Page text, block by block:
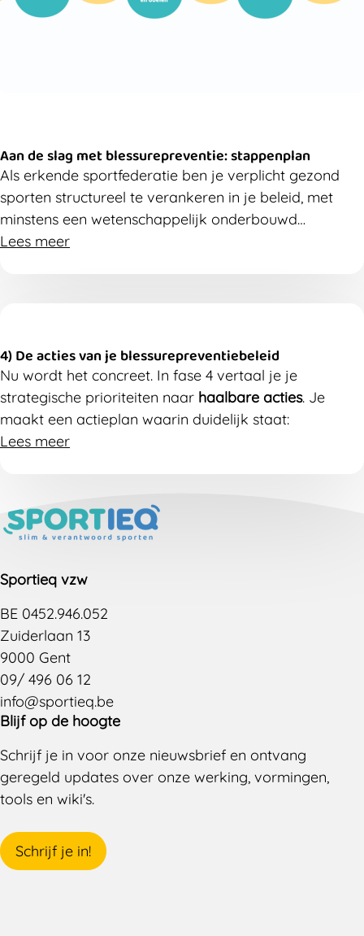
Aan de slag met blessurepreventie: stappenplan
Als erkende sportfederatie ben je verplicht gezond
sporten structureel te verankeren in je beleid, met
minstens een wetenschappelijk onderbouwd
blessurepreventiebeleid. Hier vind je een stappenplan
Lees meer
4) De acties van je blessurepreventiebeleid
Nu wordt het concreet. In fase 4 vertaal je je
strategische prioriteiten naar haalbare acties. Je
maakt een actieplan waarin duidelijk staat:
je dat gaat aanpakken
Wiewaarvoor verantwoordelijk is
Lees meer
Sportieq vzw
BE 0452.946.052
Zuiderlaan 13
9000 Gent
09/ 496 06 12
info@sportieq.be
Blijf op de hoogte
Schrijf je in voor onze nieuwsbrief en ontvang
geregeld updates over onze werking, vormingen,
tools en wiki's.
Schrijf je in!